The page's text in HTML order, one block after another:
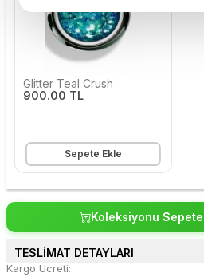
Glitter Teal Crush
900.00 TL
Sepete Ekle
Koleksiyonu
TESLİMAT DETAYLARI
Kargo Ücreti: